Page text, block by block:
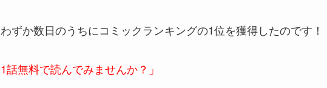
ずか数日のうちにコミックランキングの1位を獲得したのです！
話無料で読んでみませんか？」